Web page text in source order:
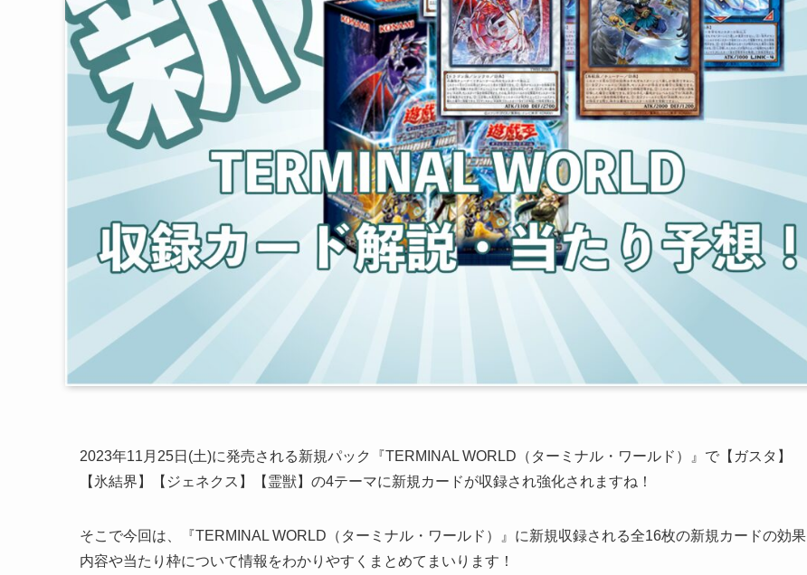
2023年11月25日(土)に発売される新規パック『TERMINAL WORLD（ターミナル・ワールド）』で【ガスタ】
【氷結界】【ジェネクス】【霊獣】の4テーマに新規カードが収録され強化されますね！
そこで今回は、『TERMINAL WORLD（ターミナル・ワールド）』に新規収録される全16枚の新規カードの効果
内容や当たり枠について情報をわかりやすくまとめてまいります！